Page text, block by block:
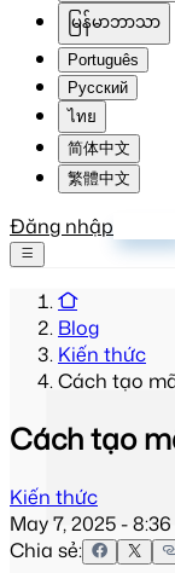
မြန်မာဘာသာ
Português
Русский
ไทย
简体中文
繁體中文
Đăng nhập
Blog
Kiến thức
Cách tạo
Cách tạo
Kiến thức
May 7, 2025 -
Chia sẻ: